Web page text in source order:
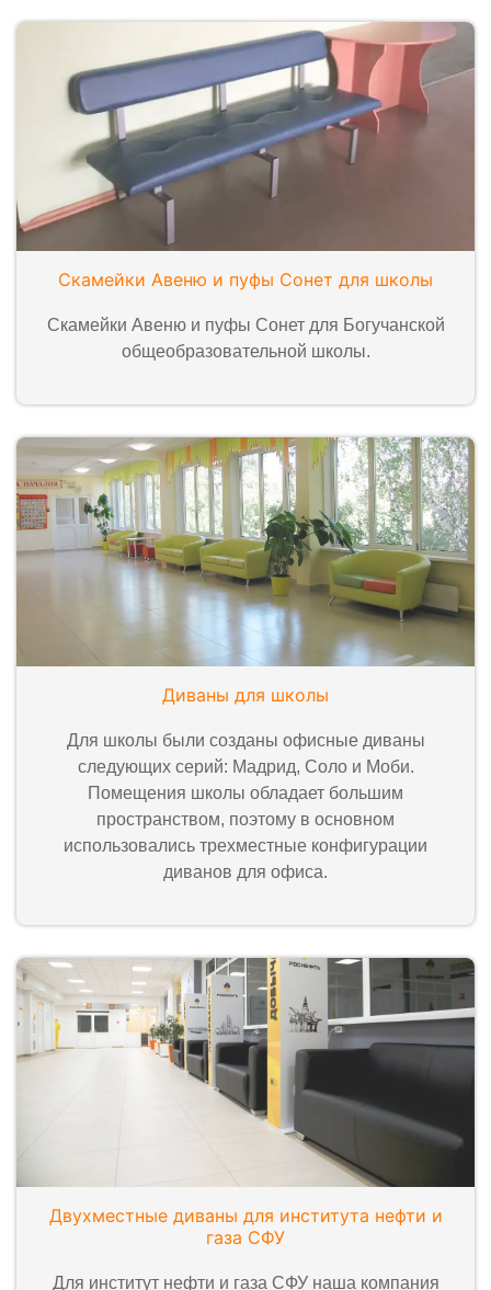
Скамейки Авеню и пуфы Сонет для школы
Скамейки Авеню и пуфы Сонет для Богучанской
общеобразовательной школы.
Диваны для школы
Для школы были созданы офисные диваны
следующих серий: Мадрид, Соло и Моби.
Помещения школы обладает большим
пространством, поэтому в основном
использовались трехместные конфигурации
диванов для офиса.
Двухместные диваны для института нефти и
газа СФУ
Для институт нефти и газа СФУ наша компания